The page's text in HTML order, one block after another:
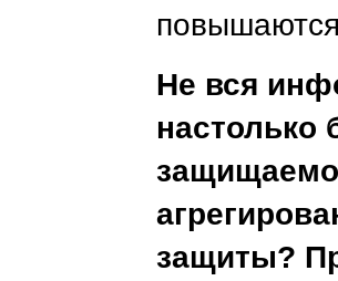
Не вся
настолько
защиты?